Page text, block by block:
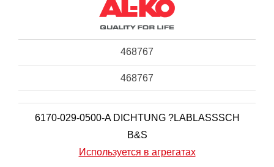
468767
468767
6170-029-0500-A DICHTUNG ?LABLASSSCH
B&S
Используется в агрегатах